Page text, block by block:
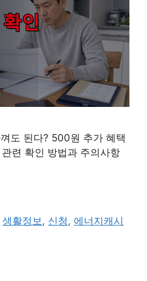
도 된다? 500원 추가 혜택
련 확인 방법과 주의사항
생활정보, 신청, 에너지캐시